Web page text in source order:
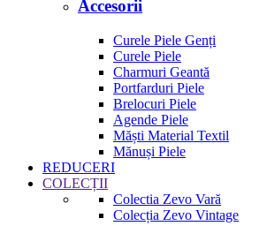
Accesorii
Curele Piele Genți
Curele Piele
Charmuri Geantă
Portfarduri Piele
Brelocuri Piele
Agende Piele
Măști Material Textil
Mănuși Piele
REDUCERI
COLECȚII
Colectia Zevo Vară
Colecția Zevo Vintage